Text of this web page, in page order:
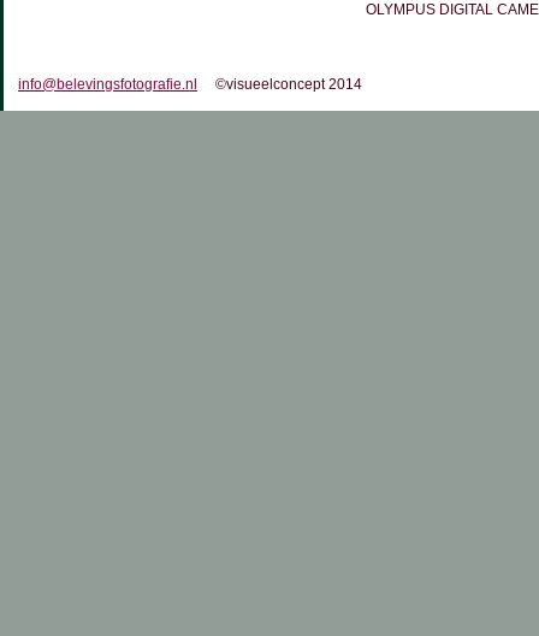
OLYMPUS DIGITAL
info@belevingsfotografie.nl ©visueelconcept 2014